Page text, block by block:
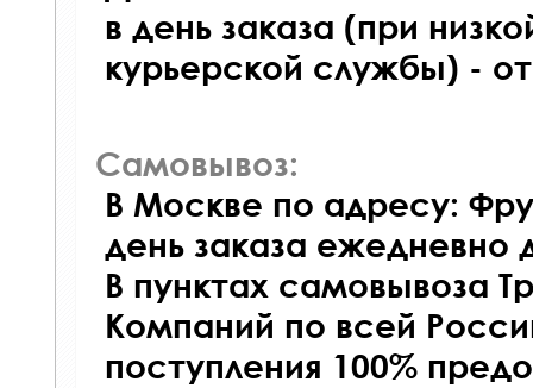
в день заказа (при
курьерской службы) -
Самовывоз:
В Москве по адресу:
день заказа ежедневно
В пунктах самовывоза
Компаний по всей
поступления 100%